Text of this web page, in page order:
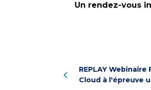
Un rendez-vous
REPLAY
Cloud à l'épreuve